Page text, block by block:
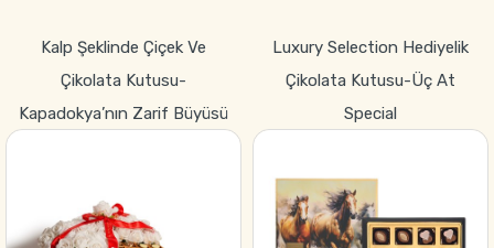
Kalp Şeklinde Çiçek Ve
Çikolata Kutusu-
Kapadokya’nın Zarif Büyüsü
Luxury Selection Hediyelik
Çikolata Kutusu-Üç At
Special